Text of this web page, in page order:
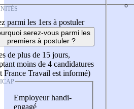
parmi les 1ers à postuler
serez-vous parmi les
premiers à postuler ?
de plus de 15 jours,
moins de 4 candidatures
France Travail est informé)
Employeur handi-
engagé